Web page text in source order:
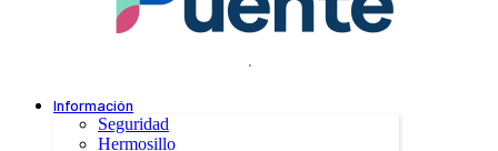
.
Información
Seguridad
Hermosillo